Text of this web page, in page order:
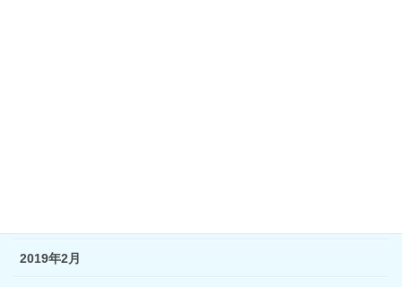
2019年2月